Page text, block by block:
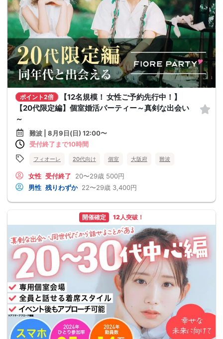
ポイント2倍
【12名規模！ 女性ご予約先行中！】
【20代限定編】個室婚活パーティー～真剣な出会い
～
難波 | 8月9日(日) 12:00〜
受付終了まで10時間
フィオーレ 20代向け 個室 大阪府 難波
女性 受付終了 20〜29歳 500円
男性 残りわずか 22〜29歳 3,400円
開催確定 12人突破！